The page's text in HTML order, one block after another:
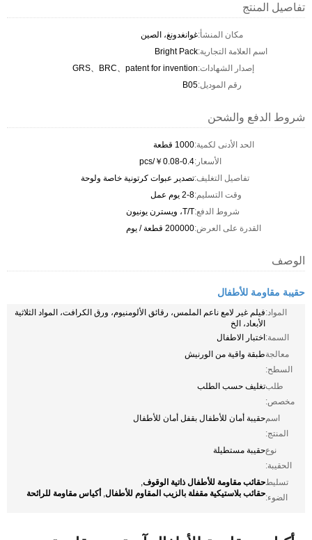
تفاصيل المنتج
مكان المنشأ:غوانغدونغ، الصين
اسم العلامة التجارية:Bright Pack
إصدار الشهادات:GRS、BRC、patent for invention
رقم الموديل:B05
شروط الدفع والشحن
الحد الأدنى لكمية:1000 قطعة
الأسعار:￥0.08-0.4/pcs
تفاصيل التغليف:تصدير عبوات كرتونية خاصة ولوحة
وقت التسليم:2-8 يوم عمل
شروط الدفع:T/T، ويسترن يونيون
القدرة على العرض:200000 قطعة / يوم
الوصف
حقيبة مقاومة للأطفال
المواد:فيلم غير لامع ناعم الملمس، رقائق الألومنيوم، ورق الكرافت، المواد الثلاثية
الأبعاد، الخ
السمة:اختبار الاطفال
معالجة
السطح:
طبقة واقية من الورنيش
طلب
مخصص:
تغليف حسب الطلب
اسم
المنتج:
حقيبة أمان للأطفال بقفل أمان للأطفال
نوع
الحقيبة:
حقيبة مستطيلة
تسليط
الضوء:
حقائب مقاومة للأطفال ذاتية الوقوف,
حقائب بلاستيكية مقفلة بالزيب المقاوم للأطفال,أكياس مقاومة للرائحة